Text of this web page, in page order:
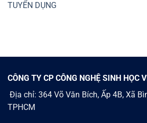
TUYỂN DỤNG
CÔNG TY CP CÔNG NGHỆ SINH HỌC
Địa chỉ: 364 Võ Văn Bích, Ấp 4B, Xã
TPHCM